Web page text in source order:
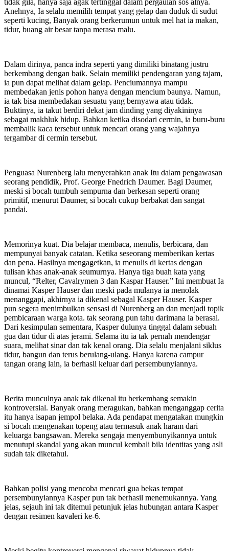
Anehnya, Ia selalu memilih tempat yang gelap dan duduk di sudut
seperti kucing, Banyak orang berkerumun untuk mel hat ia makan,
tidur, buang air besar tanpa merasa malu.
Dalam dirinya, panca indra seperti yang dimiliki binatang justru
berkembang dengan baik. Selain memiliki pendengaran yang tajam,
ia pun dapat melihat dalam gelap. Penciumannya mampu
membedakan jenis pohon hanya dengan mencium baunya. Namun,
ia tak bisa membedakan sesuatu yang bernyawa atau tidak.
Buktinya, ia takut berdiri dekat jam dinding yang diyakininya
sebagai makhluk hidup. Bahkan ketika disodari cermin, ia buru-buru
membalik kaca tersebut untuk mencari orang yang wajahnya
tergambar di cermin tersebut.
Penguasa Nurenberg lalu menyerahkan anak Itu dalam pengawasan
seorang pendidik, Prof. George Fnedrich Daumer. Bagi Daumer,
meski si bocah tumbuh sempurna dan berkesan seperti orang
primitif, menurut Daumer, si bocah cukup berbakat dan sangat
pandai.
Memorinya kuat. Dia belajar membaca, menulis, berbicara, dan
mempunyai banyak catatan. Ketika seseorang memberikan kertas
dan pena. Hasilnya mengagetkan, ia menulis di kertas dengan
tulisan khas anak-anak seumurnya. Hanya tiga buah kata yang
muncul, “Relter, Cavalrymen 3 dan Kaspar Hauser.” Ini membuat Ia
dinamai Kasper Hauser dan meski pada mulanya ia menolak
menanggapi, akhirnya ia dikenal sebagal Kasper Hauser. Kasper
pun segera menimbulkan sensasi di Nurenberg an dan menjadi topik
pembicaraan warga kota. tak seorang pun tahu darimana ia berasal.
Dari kesimpulan sementara, Kasper dulunya tinggal dalam sebuah
gua dan tidur di atas jerami. Selama itu ia tak pernah mendengar
suara, melihat sinar dan tak kenal orang. Dia selalu menjalani siklus
tidur, bangun dan terus berulang-ulang. Hanya karena campur
tangan orang lain, ia berhasil keluar dari persembunyiannya.
Berita munculnya anak tak dikenal itu berkembang semakin
kontroversial. Banyak orang meragukan, bahkan menganggap cerita
itu hanya isapan jempol belaka. Ada pendapat mengatakan mungkin
si bocah mengenakan topeng atau termasuk anak haram dari
keluarga bangsawan. Mereka sengaja menyembunyikannya untuk
menutupi skandal yang akan muncul kembali bila identitas yang asli
sudah tak diketahui.
Bahkan polisi yang mencoba mencari gua bekas tempat
persembunyiannya Kasper pun tak berhasil menemukannya. Yang
jelas, sejauh ini tak ditemui petunjuk jelas hubungan antara Kasper
dengan resimen kavaleri ke-6.